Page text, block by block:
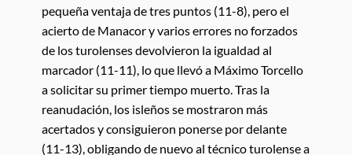
pequeña ventaja de tres puntos (11-8), pero el
acierto de Manacor y varios errores no forzados
de los turolenses devolvieron la igualdad al
marcador (11-11), lo que llevó a Máximo Torcello
a solicitar su primer tiempo muerto. Tras la
reanudación, los isleños se mostraron más
acertados y consiguieron ponerse por delante
(11-13), obligando de nuevo al técnico turolense a